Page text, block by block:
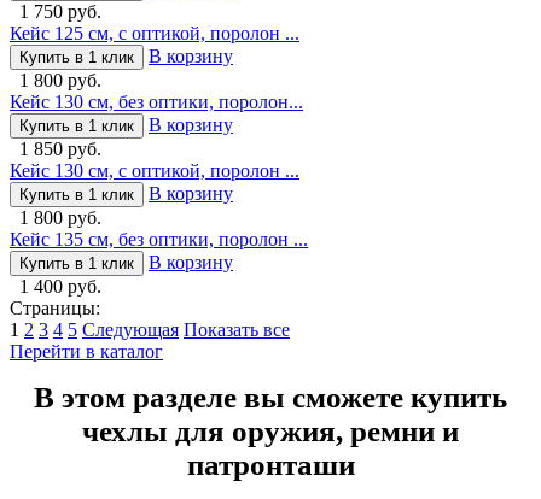
1 750 руб.
Кейс 125 см, с оптикой, поролон ...
Купить в 1 клик
В корзину
1 800 руб.
Кейс 130 см, без оптики, поролон...
Купить в 1 клик
В корзину
1 850 руб.
Кейс 130 см, с оптикой, поролон ...
Купить в 1 клик
В корзину
1 800 руб.
Кейс 135 см, без оптики, поролон ...
Купить в 1 клик
В корзину
1 400 руб.
Страницы:
1 2 3 4 5 Следующая Показать все
Перейти в каталог
В этом разделе вы сможете купить
чехлы для оружия, ремни и
патронташи